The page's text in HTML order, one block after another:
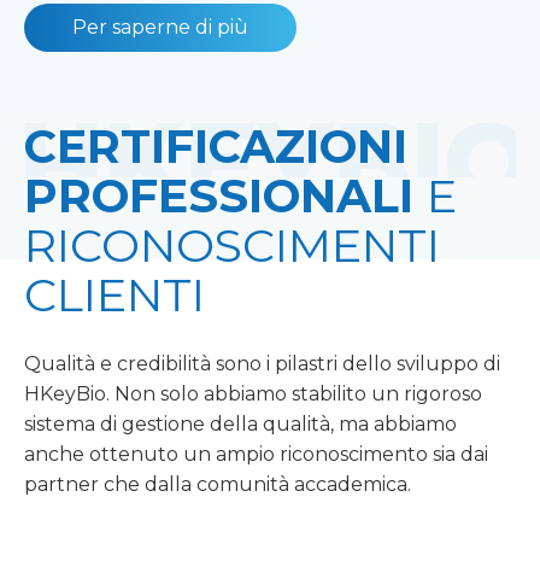
Per saperne di più
CERTIFICAZIONI
PROFESSIONALI E
RICONOSCIMENTI
CLIENTI
Qualità e credibilità sono i pilastri dello sviluppo di
HKeyBio. Non solo abbiamo stabilito un rigoroso
sistema di gestione della qualità, ma abbiamo
anche ottenuto un ampio riconoscimento sia dai
partner che dalla comunità accademica.